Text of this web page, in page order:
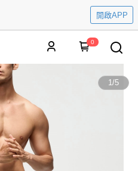
開啟APP
0
1/5